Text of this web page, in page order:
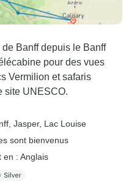
Banff depuis le Banff
pour des vues
Vermilion et safaris
site UNESCO.
, Jasper, Lac Louise
sont bienvenus
en : Anglais